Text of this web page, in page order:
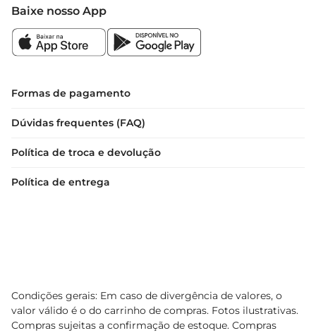
Baixe nosso App
Formas de pagamento
Dúvidas frequentes (FAQ)
Política de troca e devolução
Política de entrega
Condições gerais: Em caso de divergência de valores, o
valor válido é o do carrinho de compras. Fotos ilustrativas.
Compras sujeitas a confirmação de estoque. Compras